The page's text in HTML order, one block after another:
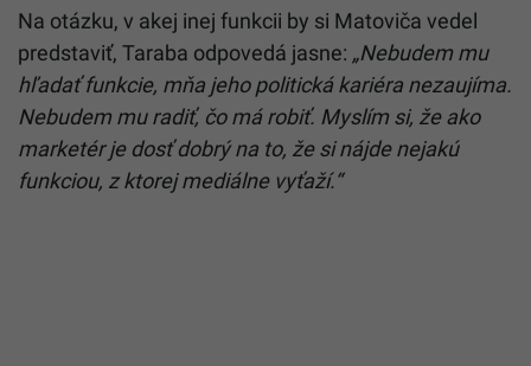
Na otázku, v akej inej funkcii by si Matoviča vedel
predstaviť, Taraba odpovedá jasne: „Nebudem mu
hľadať funkcie, mňa jeho politická kariéra nezaujíma.
Nebudem mu radiť, čo má robiť. Myslím si, že ako
marketér je dosť dobrý na to, že si nájde nejakú
funkciou, z ktorej mediálne vyťaží.“